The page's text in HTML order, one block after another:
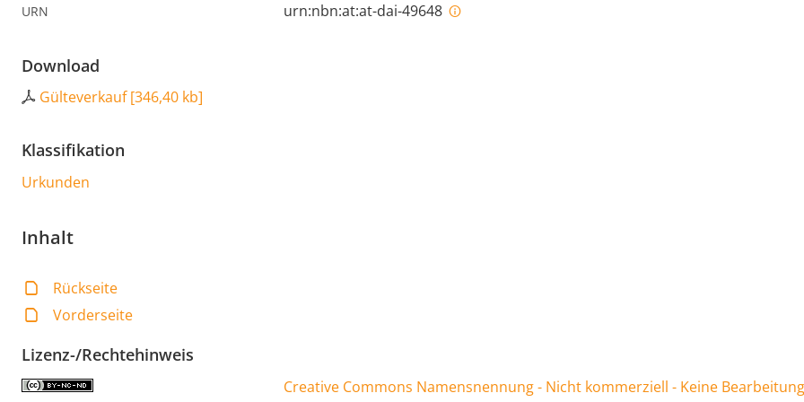
URN urn:nbn:at:at-dai-49648
Download
Gülteverkauf[346,40 kb]
Klassifikation
Urkunden
Inhalt
Rückseite
Vorderseite
Lizenz-/Rechtehinweis
Creative Commons Namensnennung - Nicht kommerziell - Keine